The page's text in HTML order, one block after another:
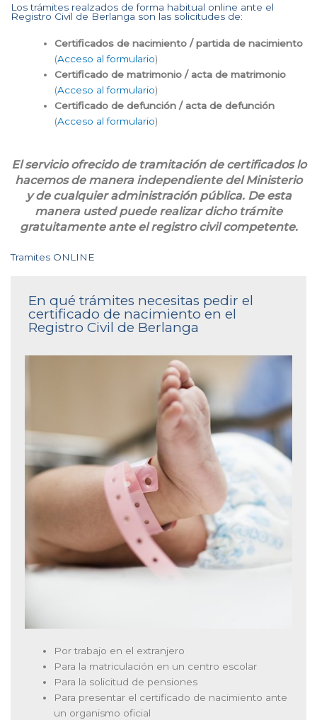
Los trámites realzados de forma habitual online ante el
Registro Civil de Berlanga son las solicitudes de:
Certificados de nacimiento / partida de nacimiento
(Acceso al formulario)
Certificado de matrimonio / acta de matrimonio
(Acceso al formulario)
Certificado de defunción / acta de defunción
(Acceso al formulario)
El servicio ofrecido de tramitación de certificados lo
hacemos de manera independiente del Ministerio
y de cualquier administración pública. De esta
manera usted puede realizar dicho trámite
gratuitamente ante el registro civil competente.
Tramites ONLINE
En qué trámites necesitas pedir el
certificado de nacimiento en el
Registro Civil de Berlanga
Por trabajo en el extranjero
Para la matriculación en un centro escolar
Para la solicitud de pensiones
Para presentar el certificado de nacimiento ante
un organismo oficial